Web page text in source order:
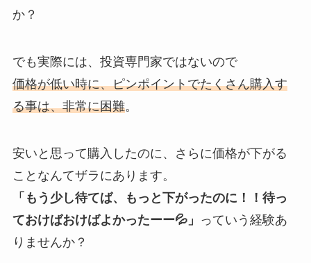
か？
でも実際には、投資専門家ではないので
価格が低い時に、ピンポイントでたくさん購入す
る事は、非常に困難。
安いと思って購入したのに、さらに価格が下がる
ことなんてザラにあります。
「もう少し待てば、もっと下がったのに！！待っ
ておけばおけばよかったーー💦」 っていう経験あ
りませんか？